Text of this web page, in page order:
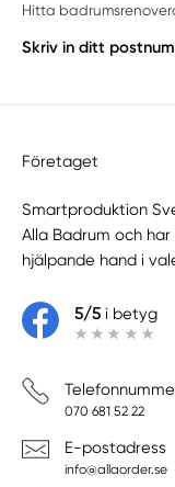
Hitta
Skriv in ditt
Företaget
Smartproduktion
Alla Badrum och
hjälpande hand i
5/5i betyg
070 681 52 22
E-postadress
info@allaorder.se